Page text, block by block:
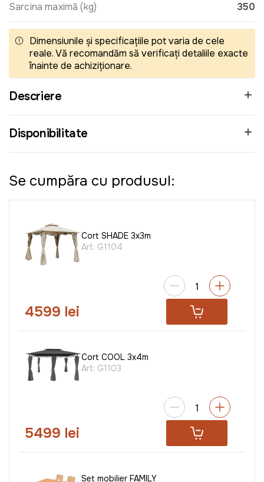
Sarcina maximă (kg) 350
Dimensiunile și specificațiile pot varia de cele
reale. Vă recomandăm să verificați detaliile exacte
înainte de achiziționare.
Descriere
Disponibilitate
Se cumpăra cu produsul:
Cort SHADE 3x3m
Art: G1104
4599 lei
Cort COOL 3x4m
Art: G1103
5499 lei
Set mobilier FAMILY